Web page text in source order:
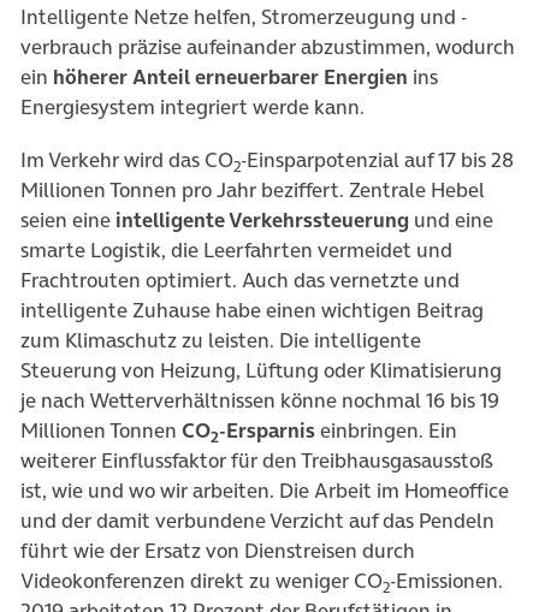
Intelligente Netze helfen, Stromerzeugung und -
verbrauch präzise aufeinander abzustimmen, wodurch
ein höherer Anteil erneuerbarer Energien ins
Energiesystem integriert werde kann.
Im Verkehr wird das CO2-Einsparpotenzial auf 17 bis 28
Millionen Tonnen pro Jahr beziffert. Zentrale Hebel
seien eine intelligente Verkehrssteuerung und eine
smarte Logistik, die Leerfahrten vermeidet und
Frachtrouten optimiert. Auch das vernetzte und
intelligente Zuhause habe einen wichtigen Beitrag
zum Klimaschutz zu leisten. Die intelligente
Steuerung von Heizung, Lüftung oder Klimatisierung
je nach Wetterverhältnissen könne nochmal 16 bis 19
Millionen Tonnen CO2-Ersparniseinbringen. Ein
weiterer Einflussfaktor für den Treibhausgasausstoß
ist, wie und wo wir arbeiten. Die Arbeit im Homeoffice
und der damit verbundene Verzicht auf das Pendeln
führt wie der Ersatz von Dienstreisen durch
Videokonferenzen direkt zu weniger CO2-Emissionen.